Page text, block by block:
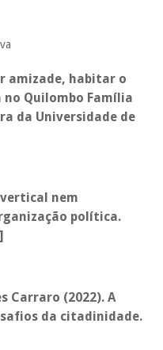
amizade, habitar o
Quilombo Família
da Universidade de
vertical nem
política.
]
Carraro (2022). A
da citadinidade.